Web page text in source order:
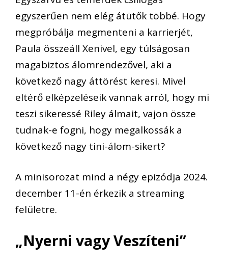
egyszerűen nem elég átütők többé. Hogy
megpróbálja megmenteni a karrierjét,
Paula összeáll Xenivel, egy túlságosan
magabiztos álomrendezővel, aki a
következő nagy áttörést keresi. Mivel
eltérő elképzeléseik vannak arról, hogy mi
teszi sikeressé Riley álmait, vajon össze
tudnak-e fogni, hogy megalkossák a
következő nagy tini-álom-sikert?
A minisorozat mind a négy epizódja 2024.
december 11-én érkezik a streaming
felületre.
„Nyerni vagy Veszíteni”